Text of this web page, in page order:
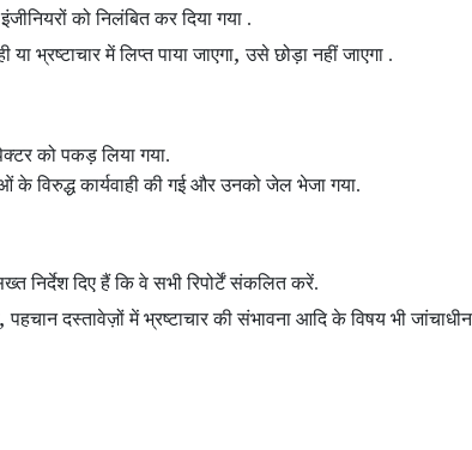
को निलंबित कर दिया गया .
भ्रष्टाचार में लिप्त पाया जाएगा,उसे छोड़ा नहीं जाएगा .
को पकड़ लिया गया.
के विरुद्ध कार्यवाही की गई और उनको जेल भेजा गया.
निर्देश दिए हैं कि वे सभी रिपोर्टें संकलित करें.
,पहचान दस्तावेज़ों में भ्रष्टाचार की संभावना आदि के विषय भी